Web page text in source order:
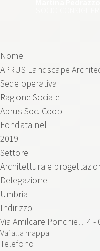
Nome
APRUS Landscape
Sede operativa
Ragione Sociale
Aprus Soc. Coop
Fondata nel
2019
Settore
Architettura e
Delegazione
Umbria
Indirizzo
Via Amilcare Ponchielli 4 -
Vai alla mappa
Telefono